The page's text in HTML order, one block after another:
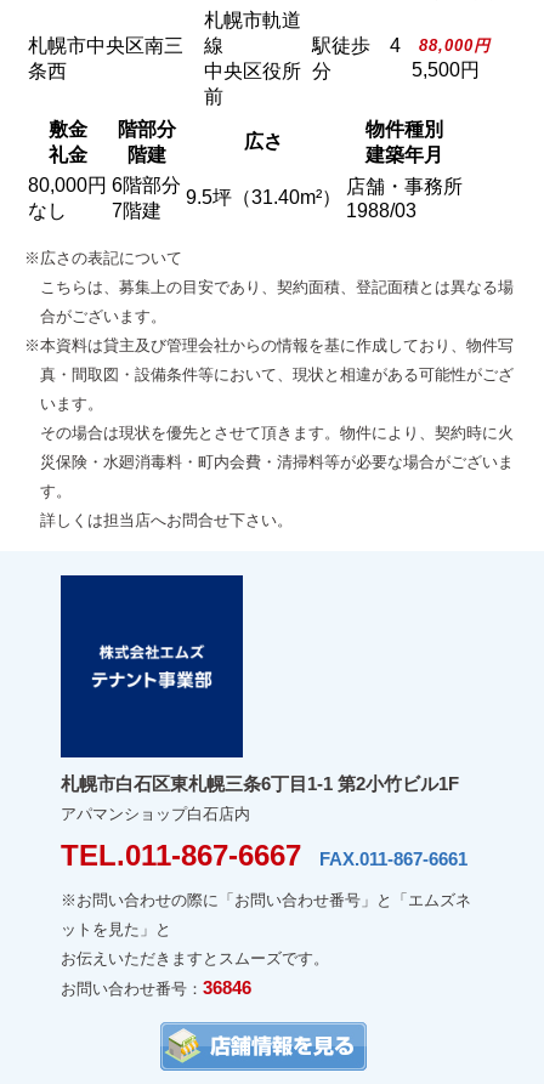
札幌市中央区南三
条西
札幌市軌道
線
中央区役所
前
駅徒歩 4
分
88,000円
5,500円
敷金
礼金
階部分
階建
広さ
物件種別
建築年月
80,000円
なし
6階部分
7階建
9.5坪（31.40m²）
店舗・事務所
1988/03
※広さの表記について
こちらは、募集上の目安であり、契約面積、登記面積とは異なる場
合がございます。
※本資料は貸主及び管理会社からの情報を基に作成しており、物件写
真・間取図・設備条件等において、現状と相違がある可能性がござ
います。
その場合は現状を優先とさせて頂きます。物件により、契約時に火
災保険・水廻消毒料・町内会費・清掃料等が必要な場合がございま
す。
詳しくは担当店へお問合せ下さい。
札幌市白石区東札幌三条6丁目1-1 第2小竹ビル1F
アパマンショップ白石店内
TEL.011-867-6667 FAX.011-867-6661
※お問い合わせの際に「お問い合わせ番号」と「エムズネ
ットを見た」と
お伝えいただきますとスムーズです。
お問い合わせ番号： 36846